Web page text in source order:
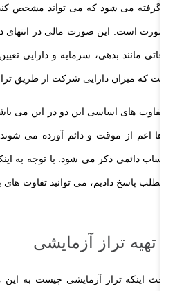
نظر گرفته می شود که می تواند مشخص
چه صورت است. این صورت مالی در انتهای
اطلاعاتی مانند بدهی، سرمایه و دارایی
گفت که میزان دارایی شرکت از طریق
از تفاوت های اساسی این دو در این می
ها اعم از موقت و دائم آورده می شوند.
حساب دائمی ذکر می شود. با توجه به
این مطلب پاسخ دادیم، می توانید تفاوت های
تهیه تراز آزمایشی
در بحث اینکه تراز آزمایشی چیست به این